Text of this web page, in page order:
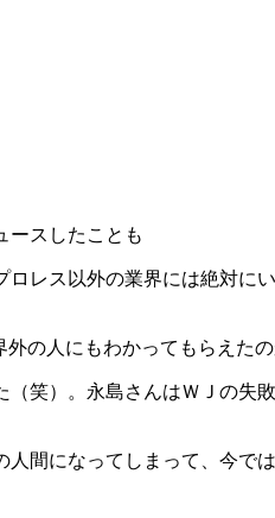
ースしたことも
レス以外の業界には絶対にい
の人にもわかってもらえたの
笑）。永島さんはＷＪの失
間になってしまって、今で